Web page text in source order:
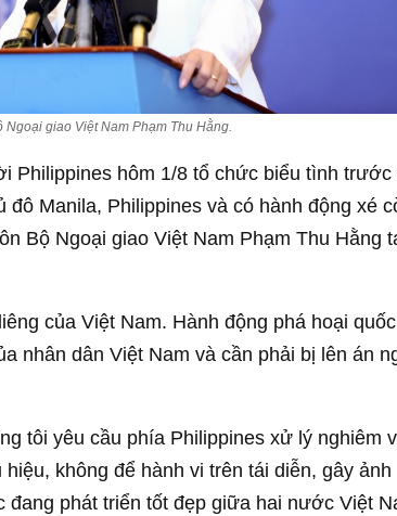
Ngoại giao Việt Nam Phạm Thu Hằng.
Philippines hôm 1/8 tổ chức biểu tình
đô Manila, Philippines và có hành động xé
Bộ Ngoại giao Việt Nam Phạm Thu Hằng
của Việt Nam. Hành động phá hoại
nhân dân Việt Nam và cần phải bị lên án
tôi yêu cầu phía Philippines xử lý nghiêm
không để hành vi trên tái diễn, gây ảnh
phát triển tốt đẹp giữa hai nước Việt